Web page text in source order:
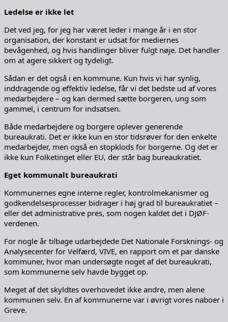
Ledelse er ikke let
Det ved jeg, for jeg har været leder i mange år i en stor
organisation, der konstant er udsat for mediernes
bevågenhed, og hvis handlinger bliver fulgt nøje. Det handler
om at agere sikkert og tydeligt.
Sådan er det også i en kommune. Kun hvis vi har synlig,
inddragende og effektiv ledelse, får vi det bedste ud af vores
medarbejdere – og kan dermed sætte borgeren, ung som
gammel, i centrum for indsatsen.
Både medarbejdere og borgere oplever generende
bureaukrati. Det er ikke kun en stor tidsrøver for den enkelte
medarbejder, men også en stopklods for borgerne. Og det er
ikke kun Folketinget eller EU, der står bag bureaukratiet.
Eget kommunalt bureaukrati
Kommunernes egne interne regler, kontrolmekanismer og
godkendelsesprocesser bidrager i høj grad til bureaukratiet –
eller det administrative pres, som nogen kaldet det i DJØF-
verdenen.
For nogle år tilbage udarbejdede Det Nationale Forsknings- og
Analysecenter for Velfærd, VIVE, en rapport om et par danske
kommuner, hvor man undersøgte noget af det bureaukrati,
som kommunerne selv havde bygget op.
Meget af det skyldtes overhovedet ikke andre, men alene
kommunen selv. En af kommunerne var i øvrigt vores naboer i
Greve.